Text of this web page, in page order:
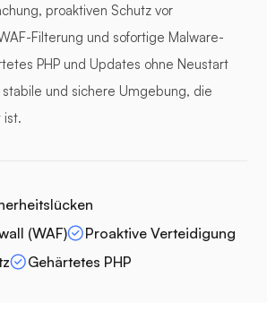
proaktiven Schutz vor
Filterung und sofortige Malware-
PHP und Updates ohne Neustart
und sichere Umgebung, die
ist.
(WAF)
Proaktive Verteidigung
Gehärtetes PHP